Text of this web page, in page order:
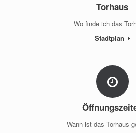
Torhaus
Wo finde ich das
Stadtplan
Wann ist das Torhaus